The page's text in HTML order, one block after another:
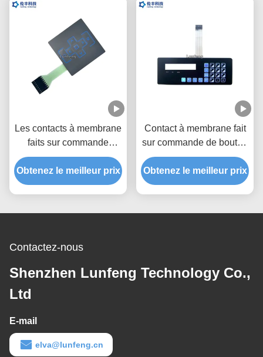
Les contacts à membrane
faits sur commande
imperméables de haute
performance CHOIENT le
matériel de polyester
Obtenez le meilleur prix
Contact à membrane fait
sur commande de bouton
de polyester avec le
connecteur de 2.54mm
Obtenez le meilleur prix
Contactez-nous
Shenzhen Lunfeng Technology Co.,
Ltd
E-mail
elva@lunfeng.cn